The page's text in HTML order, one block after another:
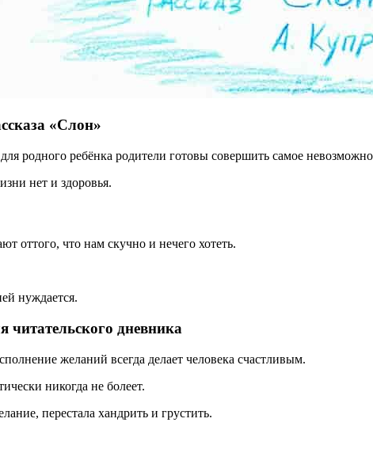
«Слон»
родного ребёнка родители готовы совершить самое
нет и здоровья.
оттого, что нам скучно и нечего хотеть.
нуждается.
читательского дневника
желаний всегда делает человека счастливым.
никогда не болеет.
перестала хандрить и грустить.